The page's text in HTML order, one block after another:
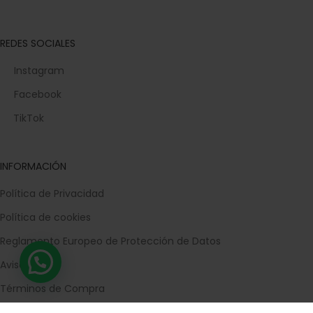
REDES SOCIALES
Instagram
Facebook
TikTok
INFORMACIÓN
Política de Privacidad
Política de cookies
Reglamento Europeo de Protección de Datos
Aviso legal
Términos de Compra